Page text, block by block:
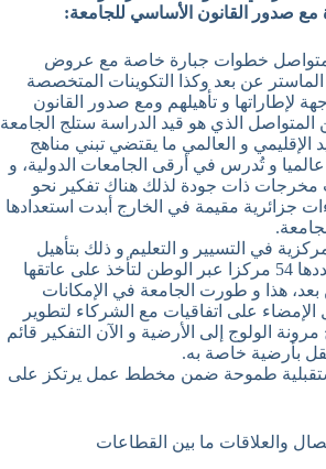
مع صدور القانون الأساسي للجامعة:
خطوات جبارة خاصة مع عروض
عن بعد وكذا التكوينات المتخصصة
لإطاراتها و تأهيلهم ومع صدور القانون
المتواصل الذي هو قيد الدراسة ستلج الجامعة
و العالمي ما يقتضي تبني مناهج
و تُدرس في أرقى الجامعات الدولية، و
مخرجات ذات جودة لذلك هناك تفكير نحو
جزائرية مقيمة في الخارج أبدت استعدادها
في التسيير و التعليم و ذلك بتأهيل
المراكز الجهوية البالغ عددها 54 مركزا عبر الوطن لتأخذ على عاتقها
بعد، هذا و طورت الجامعة في الإمكانات
الإمضاء على اتفاقيات مع الشركاء لتطوير
الولوج إلى الأرضية و الآن التفكير قائم
بأرضية خاصة به.
طموحة ضمن مخطط عمل يرتكز على
والعلاقات ما بين القطاعات